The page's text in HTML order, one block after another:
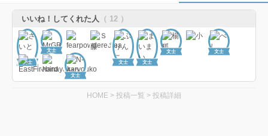
いいね！してくれた人 （ 12 ）
文士
文士
文士 文士
文士 文士
文士
HOME > 投稿一覧 > 投稿詳細